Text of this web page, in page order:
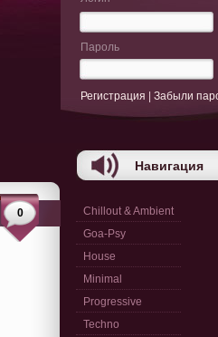
0
Пароль
Регистрация Забыли
Навигация
Chillout & Ambient
Goa-Psy
House
Minimal
Progressive
Techno